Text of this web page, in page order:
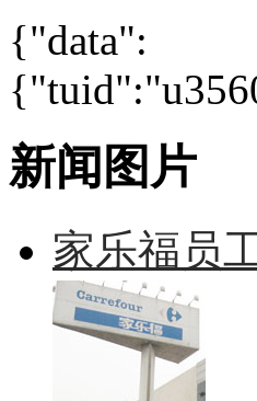
{"data":
新闻图片
家乐福员